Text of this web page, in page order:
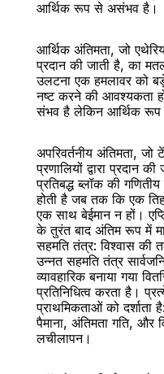
आर्थिक रूप से असंभव है।
आर्थिक अंतिमता, जो
प्रदान की जाती है, का
उलटना एक हमलावर को
नष्ट करने की आवश्यकता
संभव है लेकिन आर्थिक रूप
अपरिवर्तनीय अंतिमता,
प्रणालियों द्वारा प्रदान
प्रतिबद्ध ब्लॉक की
होती है जब तक कि एक
एक साथ बेईमान न हों।
के तुरंत बाद अंतिम रूप में
सहमति तंत्र: विश्वास की
उन्नत सहमति तंत्र
व्यावहारिक बनाया गया
प्रतिनिधित्व करता है।
प्राथमिकताओं को दर्शाता
पैमाना, अंतिमता गति, और
लचीलापन।